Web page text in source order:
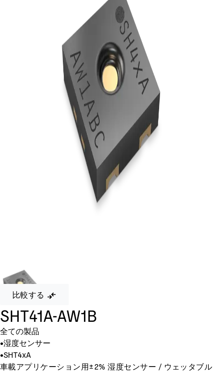
比較する
SHT41A-AW1B
全ての製品
•湿度センサー
•SHT4xA
車載アプリケーション用±2% 湿度センサー / ウェッタブル